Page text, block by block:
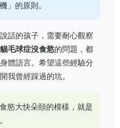
」的原則。
話的孩子，需要耐心觀察
貓毛球症沒食慾的問題，都
體語言。希望這些經驗分
我曾經踩過的坑。
慾大快朵頤的模樣，就是